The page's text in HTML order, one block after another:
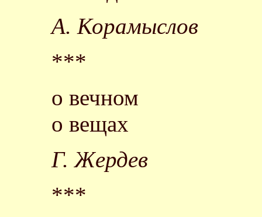
А. Корамыслов
***
о вечном
о вещах
Г. Жердев
***